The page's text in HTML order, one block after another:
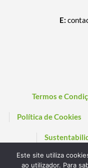
E:
Termos e
Política de Cookies
Este site utiliza
ao utilizador. Para